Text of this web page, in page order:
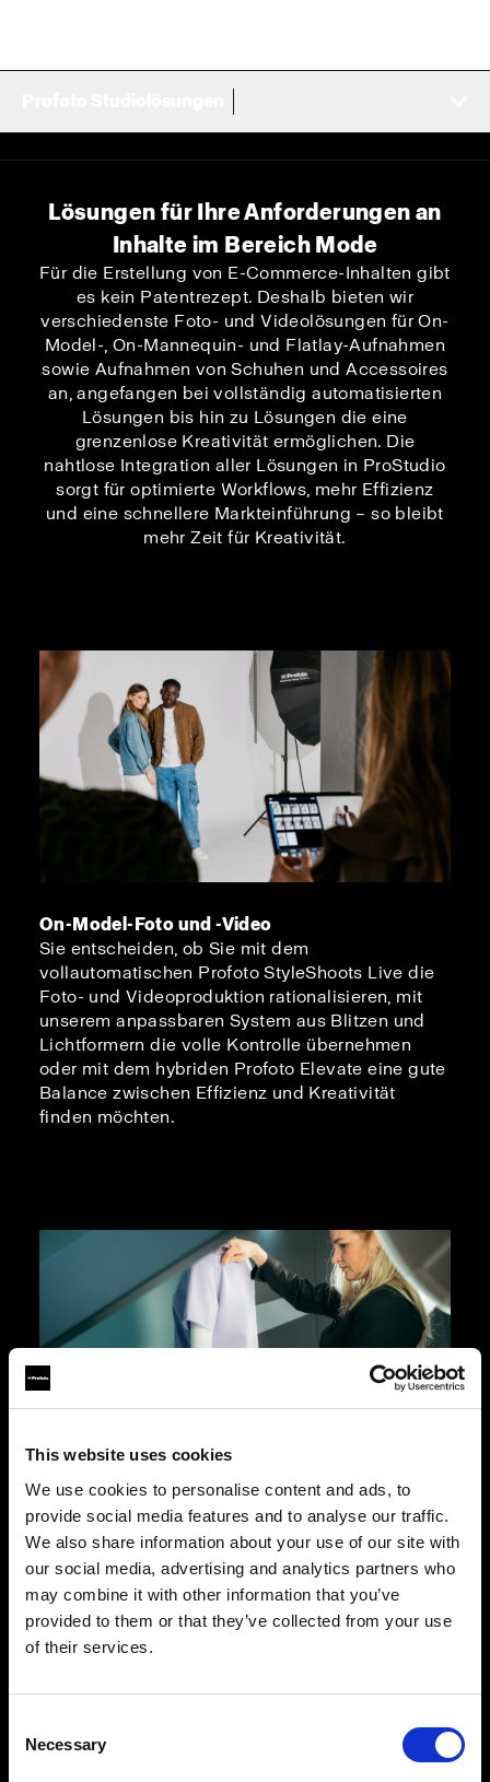
This website uses cookies
We use cookies to personalise content and ads, to
provide social media features and to analyse our traffic.
We also share information about your use of our site with
our social media, advertising and analytics partners who
may combine it with other information that you’ve
provided to them or that they’ve collected from your use
of their services.
Selection
Necessary
Lösungen für Ihre Anforderungen an
Inhalte im Bereich Mode
Für die Erstellung von E-Commerce-Inhalten gibt
es kein Patentrezept. Deshalb bieten wir
verschiedenste Foto- und Videolösungen für On-
Model-, On-Mannequin- und Flatlay-Aufnahmen
sowie Aufnahmen von Schuhen und Accessoires
an, angefangen bei vollständig automatisierten
Lösungen bis hin zu Lösungen die eine
grenzenlose Kreativität ermöglichen. Die
nahtlose Integration aller Lösungen in ProStudio
sorgt für optimierte Workflows, mehr Effizienz
und eine schnellere Markteinführung – so bleibt
mehr Zeit für Kreativität.
On-Model-Foto und -Video
Sie entscheiden, ob Sie mit dem
vollautomatischen Profoto StyleShoots Live die
Foto- und Videoproduktion rationalisieren, mit
unserem anpassbaren System aus Blitzen und
Lichtformern die volle Kontrolle übernehmen
oder mit dem hybriden Profoto Elevate eine gute
Balance zwischen Effizienz und Kreativität
finden möchten.
On-Mannequin-Fotografie
Profoto StyleShoots Vertical liefert schnell und
einfach konsistente, hintergrundfreie Bilder. Für
Unternehmen, die nach kreativer Freiheit suchen,
bietet unsere anpassbare Lösung eine Vielzahl
von Möglichkeiten zur Lichtgestaltung, mit
denen Sie eindrucksvolle Bilder erstellen können,